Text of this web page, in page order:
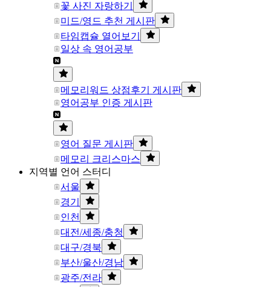
꽃 사진 자랑하기
미드/영드 추천 게시판
타임캡슐 열어보기
일상 속 영어공부
메모리워드 상점후기 게시판
영어공부 인증 게시판
영어 질문 게시판
메모리 크리스마스
지역별 언어 스터디
서울
경기
인천
대전/세종/충청
대구/경북
부산/울산/경남
광주/전라